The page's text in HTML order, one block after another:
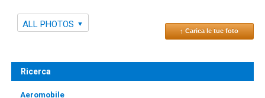
ALL PHOTOS
↑ Carica le tue foto
Ricerca
Aeromobile